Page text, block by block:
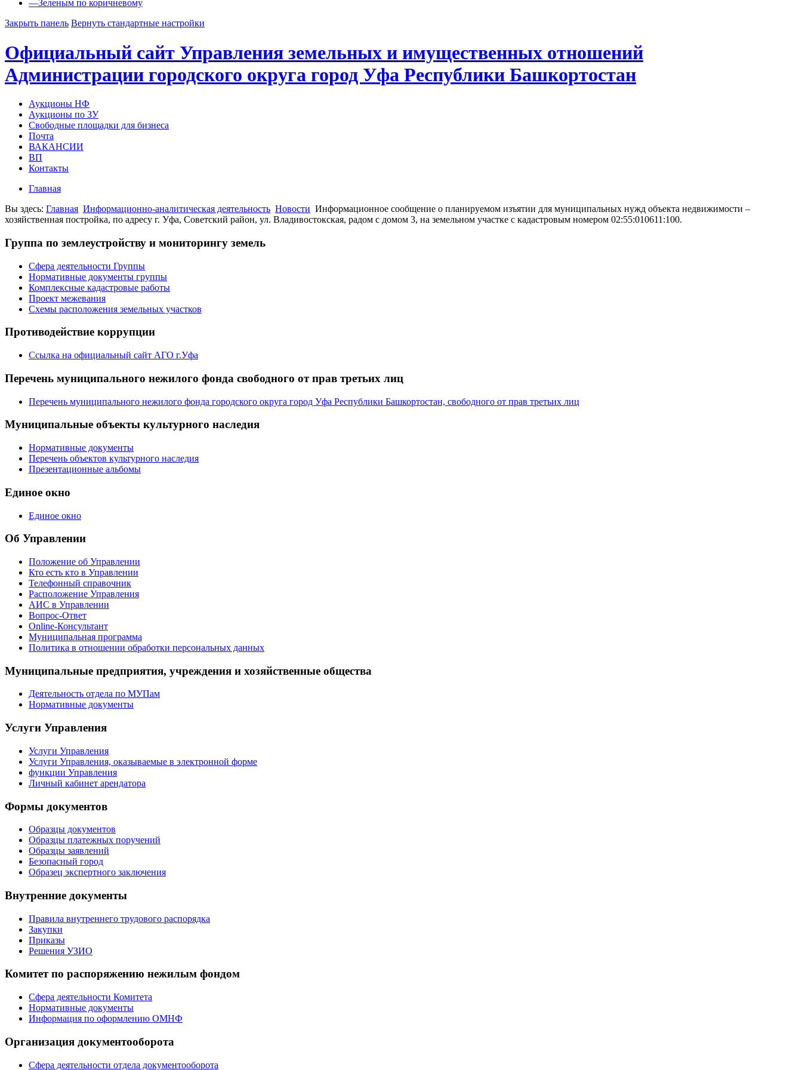
—Зеленым по коричневому
Закрыть панель Вернуть стандартные настройки
Официальный сайт Управления земельных и имущественных отношений
Администрации городского округа город Уфа Республики Башкортостан
Аукционы НФ
Аукционы по ЗУ
Свободные площадки для бизнеса
Почта
ВАКАНСИИ
ВП
Контакты
Главная
Вы здесь: Главная Информационно-аналитическая деятельность Новости Информационное сообщение о планируемом изъятии для муниципальных нужд объекта недвижимости –
хозяйственная постройка, по адресу г. Уфа, Советский район, ул. Владивостокская, радом с домом 3, на земельном участке с кадастровым номером 02:55:010611:100.
Группа по землеустройству и мониторингу земель
Сфера деятельности Группы
Нормативные документы группы
Комплексные кадастровые работы
Проект межевания
Схемы расположения земельных участков
Противодействие коррупции
Ссылка на официальный сайт АГО г.Уфа
Перечень муниципального нежилого фонда свободного от прав третьих лиц
Перечень муниципального нежилого фонда городского округа город Уфа Республики Башкортостан, свободного от прав третьих лиц
Муниципальные объекты культурного наследия
Нормативные документы
Перечень объектов культурного наследия
Презентационные альбомы
Единое окно
Единое окно
Об Управлении
Положение об Управлении
Кто есть кто в Управлении
Телефонный справочник
Расположение Управления
АИС в Управлении
Вопрос-Ответ
Online-Консультант
Муниципальная программа
Политика в отношении обработки персональных данных
Муниципальные предприятия, учреждения и хозяйственные общества
Деятельность отдела по МУПам
Нормативные документы
Услуги Управления
Услуги Управления
Услуги Управления, оказываемые в электронной форме
функции Управления
Личный кабинет арендатора
Формы документов
Образцы документов
Образцы платежных поручений
Образцы заявлений
Безопасный город
Образец экспертного заключения
Внутренние документы
Правила внутреннего трудового распорядка
Закупки
Приказы
Решения УЗИО
Комитет по распоряжению нежилым фондом
Сфера деятельности Комитета
Нормативные документы
Информация по оформлению ОМНФ
Организация документооборота
Сфера деятельности отдела документооборота